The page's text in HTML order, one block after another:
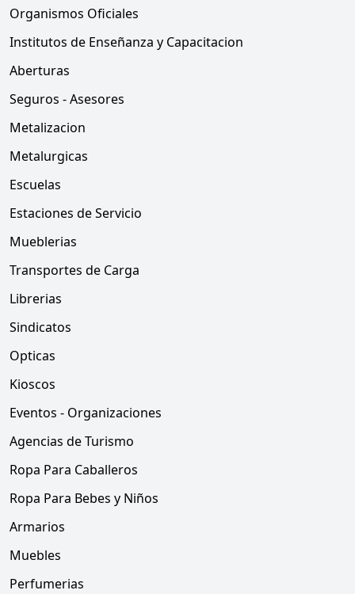
Organismos Oficiales
Institutos de Enseñanza y Capacitacion
Aberturas
Seguros - Asesores
Metalizacion
Metalurgicas
Escuelas
Estaciones de Servicio
Mueblerias
Transportes de Carga
Librerias
Sindicatos
Opticas
Kioscos
Eventos - Organizaciones
Agencias de Turismo
Ropa Para Caballeros
Ropa Para Bebes y Niños
Armarios
Muebles
Perfumerias